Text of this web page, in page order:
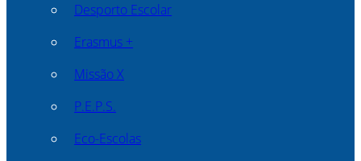
Desporto Escolar
Erasmus +
Missão X
P.E.P.S.
Eco-Escolas